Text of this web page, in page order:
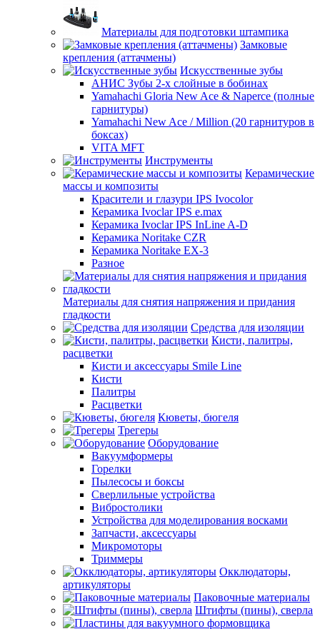
Материалы для подготовки штампика
Замковые
крепления (аттачмены)
Искусственные зубы
АНИС Зубы 2-х слойные в бобинах
Yamahachi Gloria New Ace & Naperce (полные
гарнитуры)
Yamahachi New Ace / Million (20 гарнитуров в
боксах)
VITA MFT
Инструменты
Керамические
массы и композиты
Красители и глазури IPS Ivocolor
Керамика Ivoclar IPS e.max
Керамика Ivoclar IPS InLine A-D
Керамика Noritake CZR
Керамика Noritake EX-3
Разное
Материалы для снятия напряжения и придания
гладкости
Средства для изоляции
Кисти, палитры,
расцветки
Кисти и аксессуары Smile Line
Кисти
Палитры
Расцветки
Кюветы, бюгеля
Трегеры
Оборудование
Вакуумформеры
Горелки
Пылесосы и боксы
Сверлильные устройства
Вибростолики
Устройства для моделирования восками
Запчасти, аксессуары
Микромоторы
Триммеры
Окклюдаторы,
артикуляторы
Паковочные материалы
Штифты (пины), сверла